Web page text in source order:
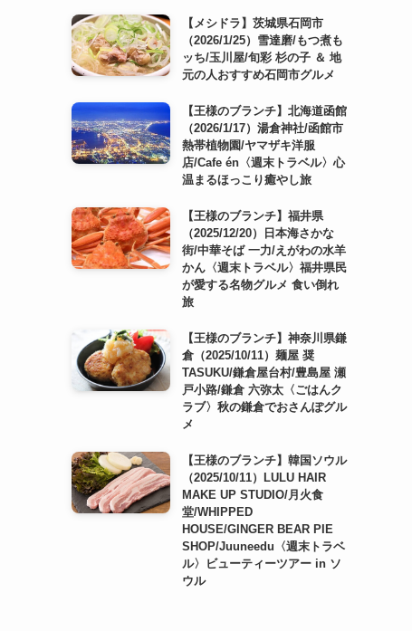
【メシドラ】茨城県石岡市
（2026/1/25）雪達磨/もつ煮も
ッち/玉川屋/旬彩 杉の子 ＆ 地
元の人おすすめ石岡市グルメ
【王様のブランチ】北海道函館
（2026/1/17）湯倉神社/函館市
熱帯植物園/ヤマザキ洋服
店/Cafe én〈週末トラベル〉心
温まるほっこり癒やし旅
【王様のブランチ】福井県
（2025/12/20）日本海さかな
街/中華そば 一力/えがわの水羊
かん〈週末トラベル〉福井県民
が愛する名物グルメ 食い倒れ
旅
【王様のブランチ】神奈川県鎌
倉（2025/10/11）麺屋 奨
TASUKU/鎌倉屋台村/豊島屋 瀬
戸小路/鎌倉 六弥太〈ごはんク
ラブ〉秋の鎌倉でおさんぽグル
メ
【王様のブランチ】韓国ソウル
（2025/10/11）LULU HAIR
MAKE UP STUDIO/月火食
堂/WHIPPED
HOUSE/GINGER BEAR PIE
SHOP/Juuneedu〈週末トラベ
ル〉ビューティーツアー in ソ
ウル